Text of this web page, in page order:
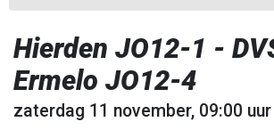
Hierden JO12-1 -
Ermelo JO12-4
zaterdag 11 november, 09:00 uur